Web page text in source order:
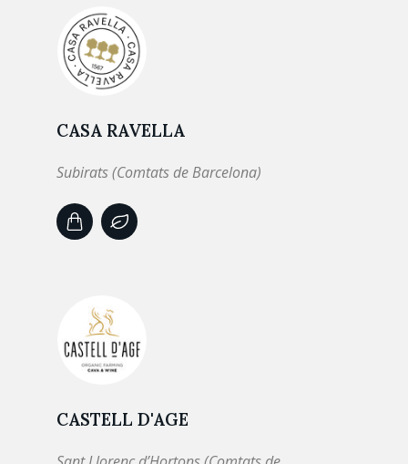
CASA RAVELLA
Subirats (Comtats de Barcelona)
CASTELL D'AGE